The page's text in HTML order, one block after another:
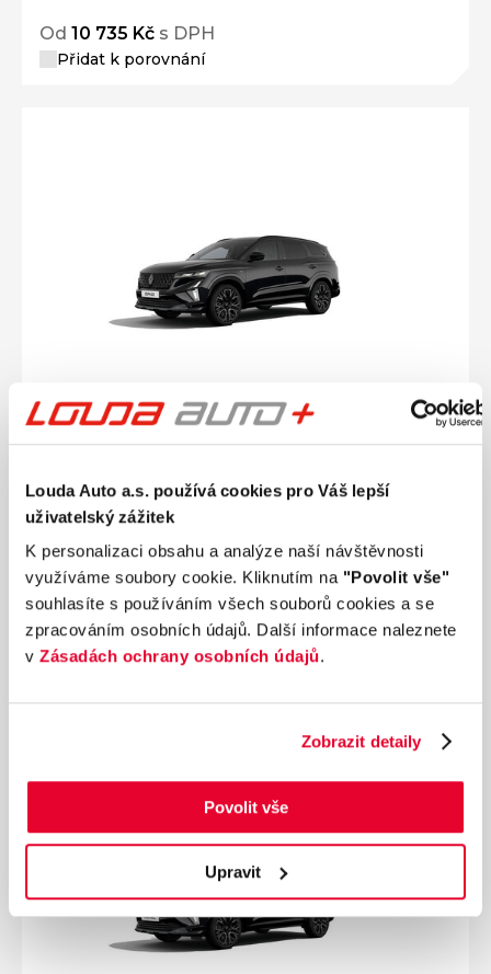
Louda Auto a.s. používá cookies pro Váš lepší
uživatelský zážitek
K personalizaci obsahu a analýze naší návštěvnosti
využíváme soubory cookie. Kliknutím na "Povolit vše"
souhlasíte s používáním všech souborů cookies a se
zpracováním osobních údajů. Další informace naleznete
v Zásadách ochrany osobních údajů.
Zobrazit detaily
Povolit vše
Upravit
Od 10 735 Kč s DPH
Přidat k porovnání
RENAULT Espace Esprit Alpine E-TECH 200 5
míst 1.2 146 kW
Nájezd
0 km
Výkon
146 kW
Hybridní
Převodovka
Automatická
Od16 175 Kčs DPH